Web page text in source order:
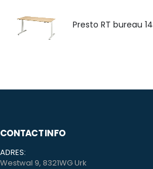
Presto RT bureau
CONTACT INFO
ADRES:
Westwal 9, 8321WG Urk